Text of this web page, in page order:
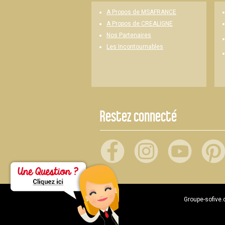
A Propos de MSAFRANCE
A Propos de CREALIGNE
Nos Partenaires
Les Incontournables
Restez connecté
Groupe-